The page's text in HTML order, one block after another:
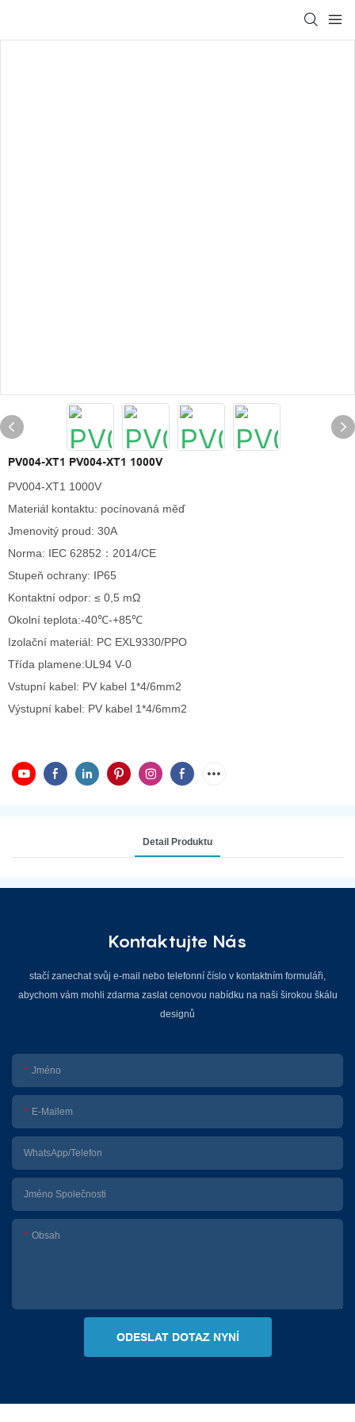
PV004-XT1 PV004-XT1 1000V
PV004-XT1 1000V
Materiál kontaktu: pocínovaná měď
Jmenovitý proud: 30A
Norma: IEC 62852：2014/CE
Stupeň ochrany: IP65
Kontaktní odpor: ≤ 0,5 mΩ
Okolní teplota:-40℃-+85℃
Izolační materiál: PC EXL9330/PPO
Třída plamene:UL94 V-0
Vstupní kabel: PV kabel 1*4/6mm2
Výstupní kabel: PV kabel 1*4/6mm2
Detail Produktu
Kontaktujte Nás
stačí zanechat svůj e-mail nebo telefonní číslo v kontaktním formuláři,
abychom vám mohli zdarma zaslat cenovou nabídku na naši širokou škálu
designů
Jméno
E-Mailem
WhatsApp/telefon
Jméno Společnosti
Obsah
ODESLAT DOTAZ NYNÍ